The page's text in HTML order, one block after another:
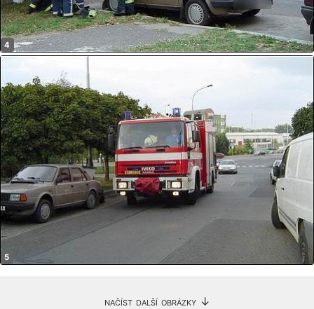
načíst další obrázky ↓